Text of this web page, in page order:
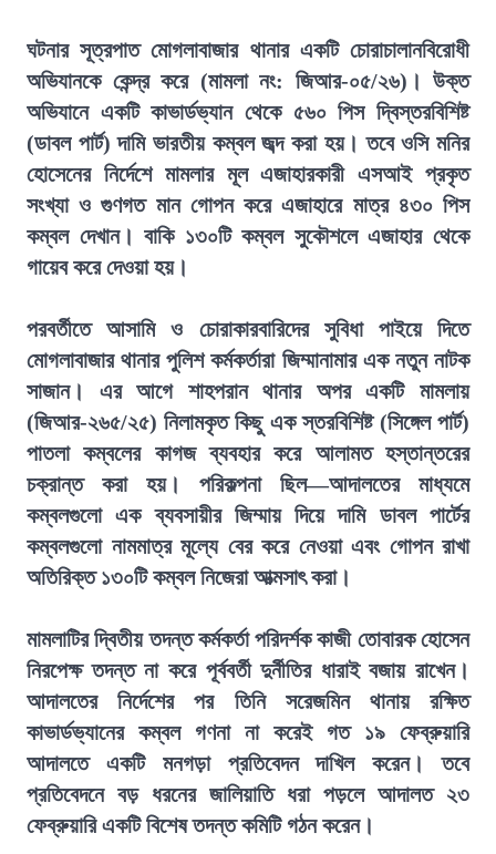
ঘটনার সূত্রপাত মোগলাবাজার থানার একটি চোরাচালানবিরোধী
অভিযানকে কেন্দ্র করে (মামলা নং: জিআর-০৫/২৬)। উক্ত
অভিযানে একটি কাভার্ডভ্যান থেকে ৫৬০ পিস দ্বিস্তরবিশিষ্ট
(ডাবল পার্ট) দামি ভারতীয় কম্বল জব্দ করা হয়। তবে ওসি মনির
হোসেনের নির্দেশে মামলার মূল এজাহারকারী এসআই প্রকৃত
সংখ্যা ও গুণগত মান গোপন করে এজাহারে মাত্র ৪৩০ পিস
কম্বল দেখান। বাকি ১৩০টি কম্বল সুকৌশলে এজাহার থেকে
গায়েব করে দেওয়া হয়।
পরবর্তীতে আসামি ও চোরাকারবারিদের সুবিধা পাইয়ে দিতে
মোগলাবাজার থানার পুলিশ কর্মকর্তারা জিম্মানামার এক নতুন নাটক
সাজান। এর আগে শাহপরান থানার অপর একটি মামলায়
(জিআর-২৬৫/২৫) নিলামকৃত কিছু এক স্তরবিশিষ্ট (সিঙ্গেল পার্ট)
পাতলা কম্বলের কাগজ ব্যবহার করে আলামত হস্তান্তরের
চক্রান্ত করা হয়। পরিকল্পনা ছিল—আদালতের মাধ্যমে
কম্বলগুলো এক ব্যবসায়ীর জিম্মায় দিয়ে দামি ডাবল পার্টের
কম্বলগুলো নামমাত্র মূল্যে বের করে নেওয়া এবং গোপন রাখা
অতিরিক্ত ১৩০টি কম্বল নিজেরা আত্মসাৎ করা।
মামলাটির দ্বিতীয় তদন্ত কর্মকর্তা পরিদর্শক কাজী তোবারক হোসেন
নিরপেক্ষ তদন্ত না করে পূর্ববর্তী দুর্নীতির ধারাই বজায় রাখেন।
আদালতের নির্দেশের পর তিনি সরেজমিন থানায় রক্ষিত
কাভার্ডভ্যানের কম্বল গণনা না করেই গত ১৯ ফেব্রুয়ারি
আদালতে একটি মনগড়া প্রতিবেদন দাখিল করেন। তবে
প্রতিবেদনে বড় ধরনের জালিয়াতি ধরা পড়লে আদালত ২৩
ফেব্রুয়ারি একটি বিশেষ তদন্ত কমিটি গঠন করেন।